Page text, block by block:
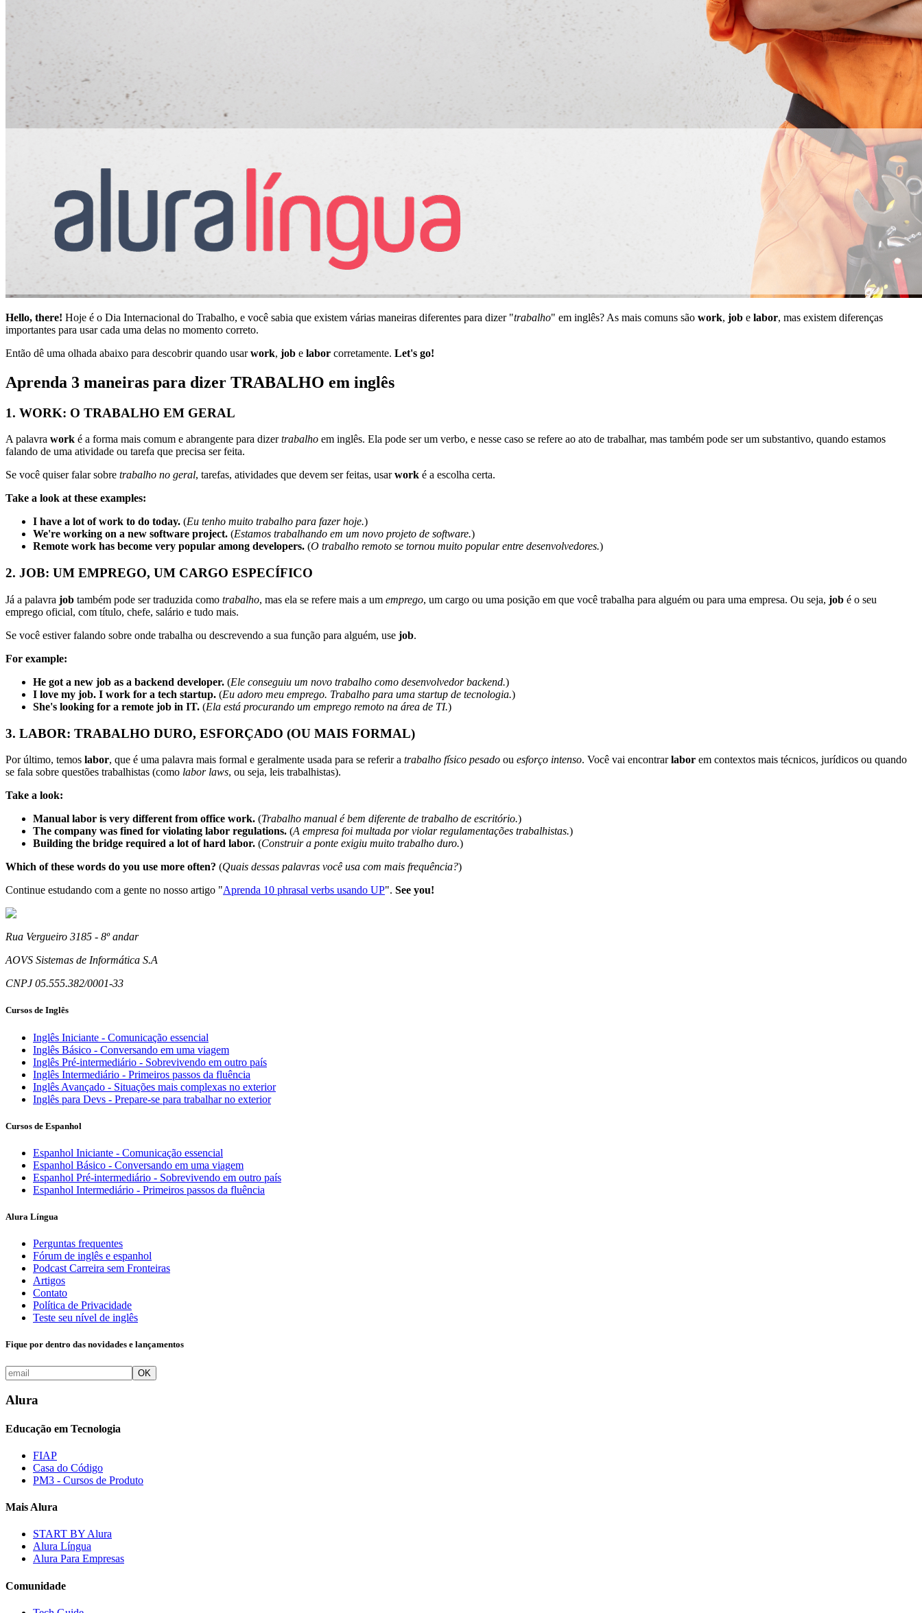
Hello, there! Hoje é o Dia Internacional do Trabalho, e você sabia que existem várias maneiras diferentes para dizer "trabalho" em inglês? As mais comuns são work, job e labor, mas existem diferenças
importantes para usar cada uma delas no momento correto.
Então dê uma olhada abaixo para descobrir quando usarwork, job e labor corretamente. Let's go!
Aprenda 3 maneiras para dizer TRABALHO em inglês
1. WORK: O TRABALHO EM GERAL
A palavra work é a forma mais comum e abrangente para dizertrabalho em inglês. Ela pode ser um verbo, e nesse caso se refere ao ato de trabalhar, mas também pode ser um substantivo, quando estamos
falando de uma atividade ou tarefa que precisa ser feita.
Se você quiser falar sobre trabalho no geral, tarefas, atividades que devem ser feitas, usarwork é a escolha certa.
Take a look at these examples:
I have a lot of work to do today. (Eu tenho muito trabalho para fazer hoje.)
We're working on a new software project. (Estamos trabalhando em um novo projeto de software.)
Remote work has become very popular among developers. (O trabalho remoto se tornou muito popular entre desenvolvedores.)
2. JOB: UM EMPREGO, UM CARGO ESPECÍFICO
Já a palavra job também pode ser traduzida como trabalho, mas ela se refere mais a um emprego, um cargo ou uma posição em que você trabalha para alguém ou para uma empresa. Ou seja, job é o seu
emprego oficial, com título, chefe, salário e tudo mais.
Se você estiver falando sobre onde trabalha ou descrevendo a sua função para alguém, use job.
For example:
He got a new job as a backend developer. (Ele conseguiu um novo trabalho como desenvolvedor backend.)
I love my job. I work for a tech startup. (Eu adoro meu emprego. Trabalho para uma startup de tecnologia.)
She's looking for a remote job in IT. (Ela está procurando um emprego remoto na área de TI.)
3. LABOR: TRABALHO DURO, ESFORÇADO (OU MAIS FORMAL)
Por último, temos labor, que é uma palavra mais formal e geralmente usada para se referir a trabalho físico pesado ou esforço intenso. Você vai encontrarlabor em contextos mais técnicos, jurídicos ou quando
se fala sobre questões trabalhistas (como labor laws, ou seja, leis trabalhistas).
Take a look:
Manual labor is very different from office work. (Trabalho manual é bem diferente de trabalho de escritório.)
The company was fined for violating labor regulations. (A empresa foi multada por violar regulamentações trabalhistas.)
Building the bridge required a lot of hard labor. (Construir a ponte exigiu muito trabalho duro.)
Which of these words do you use more often? (Quais dessas palavras você usa com mais frequência?)
Continue estudando com a gente no nosso artigo "Aprenda 10 phrasal verbs usando UP". See you!
Rua Vergueiro 3185 - 8º andar
AOVS Sistemas de Informática S.A
CNPJ 05.555.382/0001-33
Cursos de Inglês
Inglês Iniciante - Comunicação essencial
Inglês Básico - Conversando em uma viagem
Inglês Pré-intermediário - Sobrevivendo em outro país
Inglês Intermediário - Primeiros passos da fluência
Inglês Avançado - Situações mais complexas no exterior
Inglês para Devs - Prepare-se para trabalhar no exterior
Cursos de Espanhol
Espanhol Iniciante - Comunicação essencial
Espanhol Básico - Conversando em uma viagem
Espanhol Pré-intermediário - Sobrevivendo em outro país
Espanhol Intermediário - Primeiros passos da fluência
Alura Língua
Perguntas frequentes
Fórum de inglês e espanhol
Podcast Carreira sem Fronteiras
Artigos
Contato
Política de Privacidade
Teste seu nível de inglês
Fique por dentro das novidades e lançamentos
OK
Alura
Educação em Tecnologia
FIAP
Casa do Código
PM3 - Cursos de Produto
Mais Alura
START BY Alura
Alura Língua
Alura Para Empresas
Comunidade